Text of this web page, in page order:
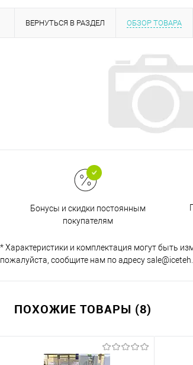
ВЕРНУТЬСЯ В РАЗДЕЛ ОБЗОР ТОВАРА
Бонусы и скидки постоянным
покупателям
* Характеристики и комплектация могут быть
пожалуйста, сообщите нам по адресу
ПОХОЖИЕ ТОВАРЫ (8)